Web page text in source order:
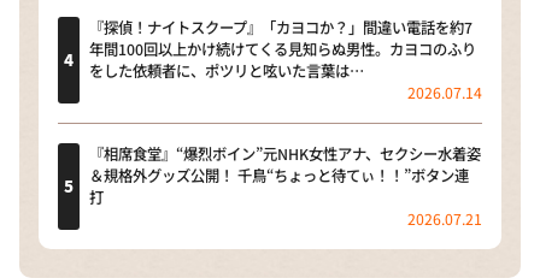
『探偵！ナイトスクープ』「カヨコか？」間違い電話を約7
年間100回以上かけ続けてくる見知らぬ男性。カヨコのふり
をした依頼者に、ポツリと呟いた言葉は…
2026.07.14
『相席食堂』“爆烈ボイン”元NHK女性アナ、セクシー水着姿
＆規格外グッズ公開！ 千鳥“ちょっと待てぃ！！”ボタン連
打
2026.07.21